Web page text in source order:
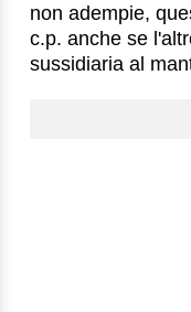
non adempie,
c.p. anche se
sussidiaria al